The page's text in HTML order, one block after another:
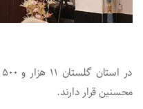
محسنین قرار دارند.